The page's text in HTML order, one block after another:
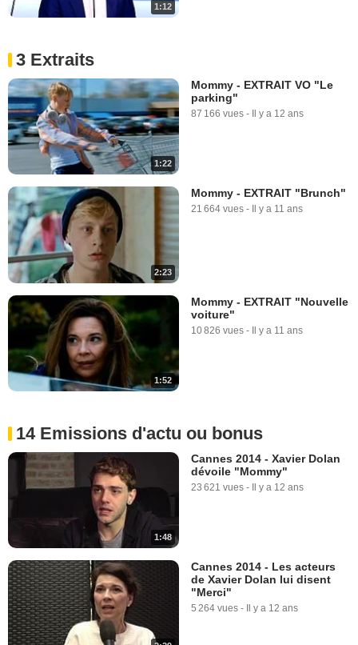
1:12
3 Extraits
1:22
Mommy - EXTRAIT VO "Le
parking"
87 166 vues - Il y a 12 ans
2:23
Mommy - EXTRAIT "Brunch"
21 664 vues - Il y a 11 ans
1:52
Mommy - EXTRAIT "Nouvelle
voiture"
10 826 vues - Il y a 11 ans
14 Emissions d'actu ou bonus
1:48
Cannes 2014 - Xavier Dolan
dévoile "Mommy"
23 621 vues - Il y a 12 ans
Cannes 2014 - Les acteurs
de Xavier Dolan lui disent
"Merci"
5 264 vues - Il y a 12 ans